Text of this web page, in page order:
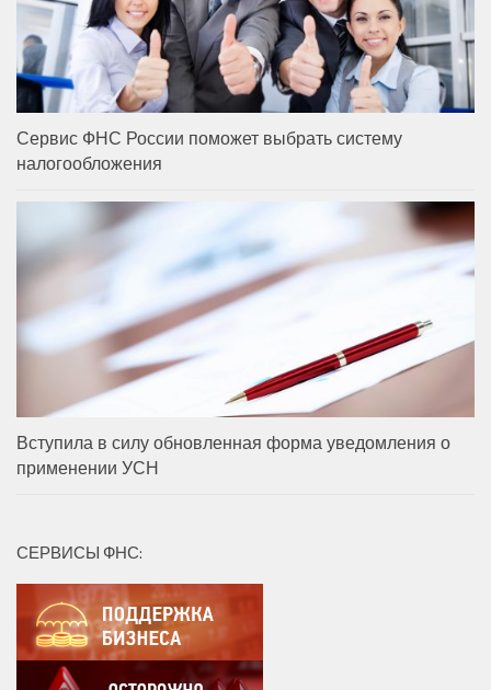
Сервис ФНС России поможет выбрать систему
налогообложения
Вступила в силу обновленная форма уведомления о
применении УСН
СЕРВИСЫ ФНС: